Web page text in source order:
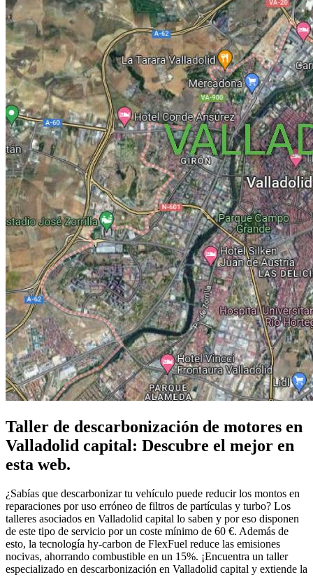
Taller de descarbonización de motores en
Valladolid capital: Descubre el mejor en
esta web.
¿Sabías que descarbonizar tu vehículo puede reducir los montos en
reparaciones por uso erróneo de filtros de partículas y turbo? Los
talleres asociados en Valladolid capital lo saben y por eso disponen
de este tipo de servicio por un coste mínimo de 60 €. Además de
esto, la tecnología hy-carbon de FlexFuel reduce las emisiones
nocivas, ahorrando combustible en un 15%. ¡Encuentra un taller
especializado en descarbonización en Valladolid capital y extiende la